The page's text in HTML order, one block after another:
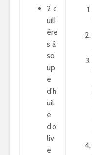
2 c
uill
ère
s à
so
up
e
d’h
uil
e
d’o
liv
e